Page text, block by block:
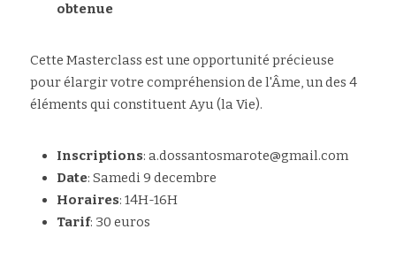
obtenue
Cette Masterclass est une opportunité précieuse
pour élargir votre compréhension de l'Âme, un des 4
éléments qui constituent Ayu (la Vie).
Inscriptions: a.dossantosmarote@gmail.com
Date: Samedi 9 decembre
Horaires: 14H-16H
Tarif: 30 euros